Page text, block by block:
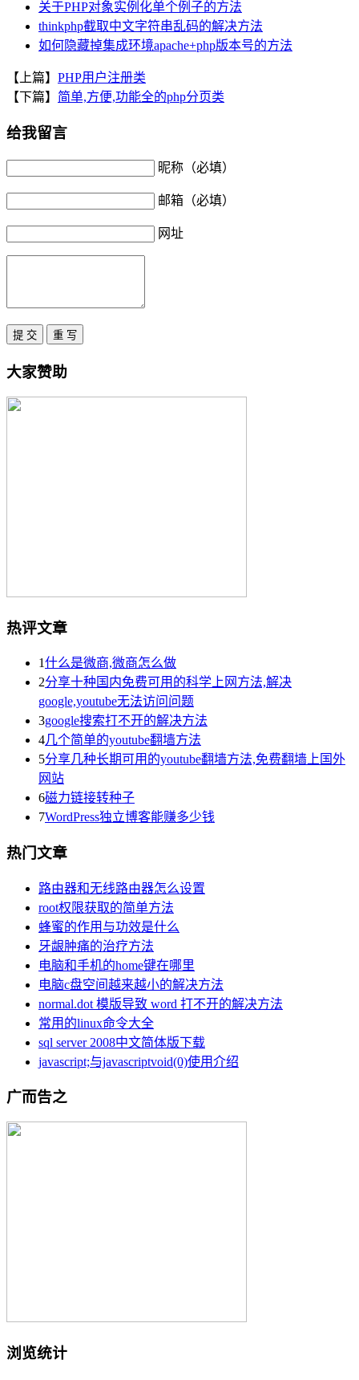
关于PHP对象实例化单个例子的方法
thinkphp截取中文字符串乱码的解决方法
如何隐藏掉集成环境apache+php版本号的方法
【上篇】 PHP用户注册类
【下篇】 简单,方便,功能全的php分页类
给我留言
昵称（必填）
邮箱（必填）
网址
大家赞助
热评文章
1什么是微商,微商怎么做
2分享十种国内免费可用的科学上网方法,解决
google,youtube无法访问问题
3google搜索打不开的解决方法
4几个简单的youtube翻墙方法
5分享几种长期可用的youtube翻墙方法,免费翻墙上国外
网站
6磁力链接转种子
7WordPress独立博客能赚多少钱
热门文章
路由器和无线路由器怎么设置
root权限获取的简单方法
蜂蜜的作用与功效是什么
牙龈肿痛的治疗方法
电脑和手机的home键在哪里
电脑c盘空间越来越小的解决方法
normal.dot 模版导致 word 打不开的解决方法
常用的linux命令大全
sql server 2008中文简体版下载
javascript;与javascriptvoid(0)使用介绍
广而告之
浏览统计